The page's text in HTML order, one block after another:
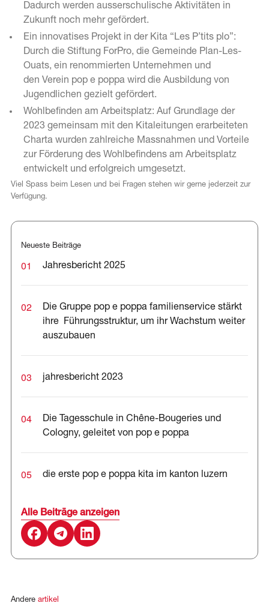
Dadurch werden ausserschulische Aktivitäten in
Zukunft noch mehr gefördert.
Ein innovatises Projekt in der Kita “Les P’tits plo”:
Durch die Stiftung ForPro, die Gemeinde Plan-Les-
Ouats, ein renommierten Unternehmen und
den Verein pop e poppa wird die Ausbildung von
Jugendlichen gezielt gefördert.
Wohlbefinden am Arbeitsplatz: Auf Grundlage der
2023 gemeinsam mit den Kitaleitungen erarbeiteten
Charta wurden zahlreiche Massnahmen und Vorteile
zur Förderung des Wohlbefindens am Arbeitsplatz
entwickelt und erfolgreich umgesetzt.
Viel Spass beim Lesen und bei Fragen stehen wir gerne jederzeit zur
Verfügung.
Neueste Beiträge
01 Jahresbericht 2025
02
Die Gruppe pop e poppa familienservice stärkt
ihre Führungsstruktur, um ihr Wachstum weiter
auszubauen
03 jahresbericht 2023
04
Die Tagesschule in Chêne-Bougeries und
Cologny, geleitet von pop e poppa
05 die erste pop e poppa kita im kanton luzern
Alle Beiträge anzeigen
Andere artikel